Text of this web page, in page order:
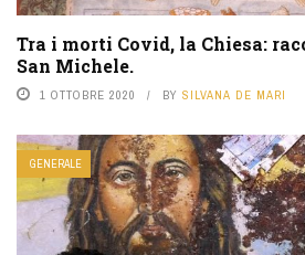
Tra i morti Covid, la Chiesa:
San Michele.
1 OTTOBRE 2020 BY SILVANA DE MARI
GENERALE